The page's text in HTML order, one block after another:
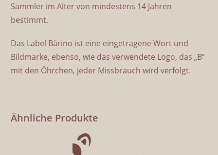
Sammler im Alter von mindestens 14 Jahren
bestimmt.
Das Label Bärino ist eine eingetragene Wort und
Bildmarke, ebenso, wie das verwendete Logo, das „B“
mit den Öhrchen, jeder Missbrauch wird verfolgt.
Ähnliche Produkte